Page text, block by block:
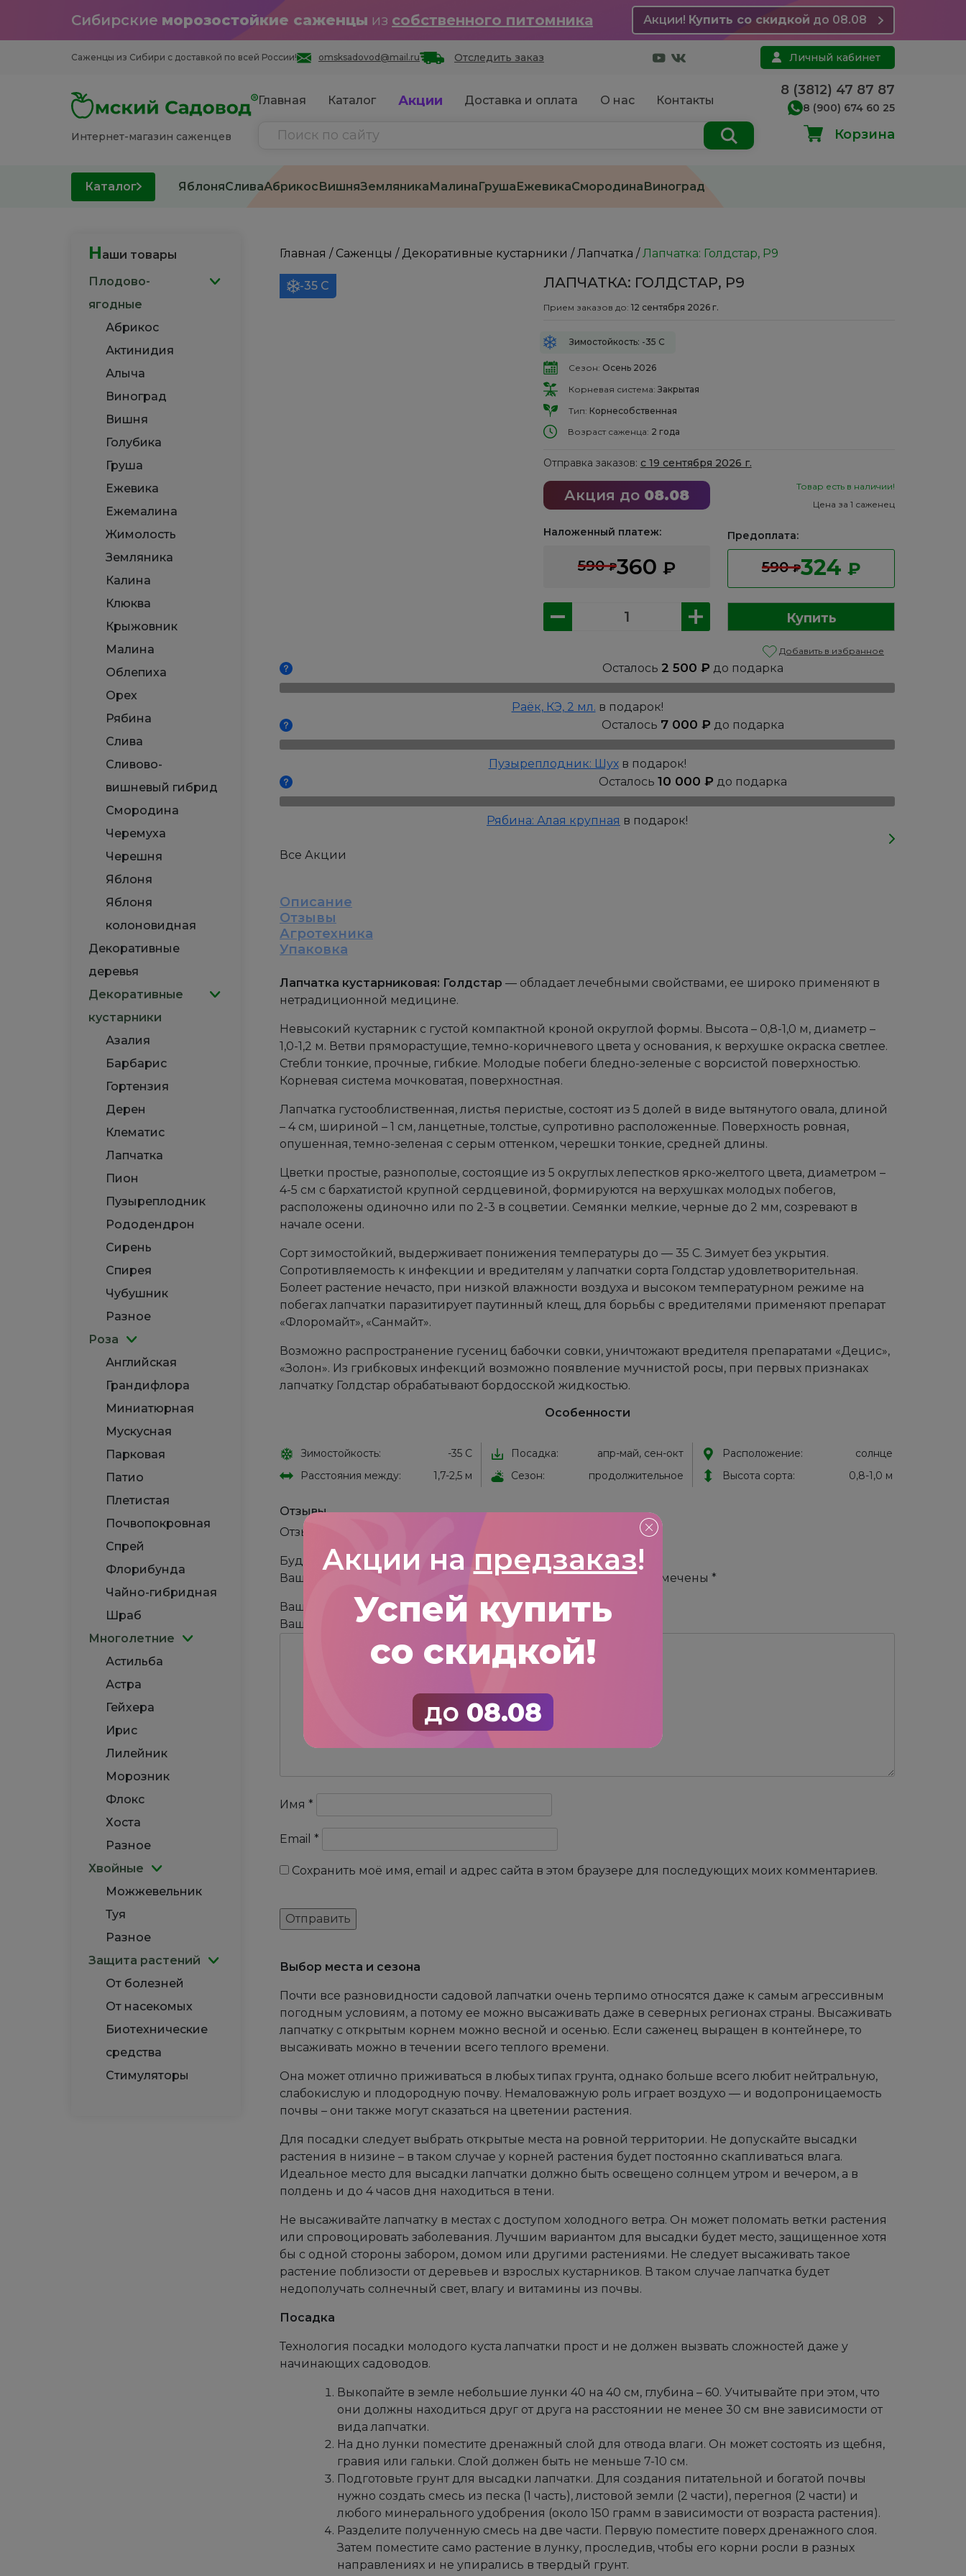
Акции напредзаказ!
Успей купить
со скидкой!
до 08.08
Сибирские морозостойкие саженцы из собственного питомника Акции! Купить со скидкой до 08.08
Саженцы из Cибири с доставкой по всей России! omsksadovod@mail.ru Отследить заказ Личный кабинет
Интернет-магазин саженцев
Главная Каталог Акции Доставка и оплата О нас Контакты
8 (3812) 47 87 87
8 (900) 674 60 25
Корзина
Каталог ЯблоняСливаАбрикосВишняЗемляникаМалинаГрушаЕжевикаСмородинаВиноград
Наши товары
Плодово-
ягодные
Абрикос
Актинидия
Алыча
Виноград
Вишня
Голубика
Груша
Ежевика
Ежемалина
Жимолость
Земляника
Калина
Клюква
Крыжовник
Малина
Облепиха
Орех
Рябина
Слива
Сливово-
вишневый гибрид
Смородина
Черемуха
Черешня
Яблоня
Яблоня
колоновидная
Декоративные
деревья
Декоративные
кустарники
Азалия
Барбарис
Гортензия
Дерен
Клематис
Лапчатка
Пион
Пузыреплодник
Рододендрон
Сирень
Спирея
Чубушник
Разное
Роза
Английская
Грандифлора
Миниатюрная
Мускусная
Парковая
Патио
Плетистая
Почвопокровная
Спрей
Флорибунда
Чайно-гибридная
Шраб
Многолетние
Астильба
Астра
Гейхера
Ирис
Лилейник
Морозник
Флокс
Хоста
Разное
Хвойные
Можжевельник
Туя
Разное
Защита растений
От болезней
От насекомых
Биотехнические
средства
Стимуляторы
Главная / Саженцы / Декоративные кустарники /Лапчатка /Лапчатка: Голдстар, Р9
-35 С ЛАПЧАТКА: ГОЛДСТАР, Р9
Прием заказов до: 12 сентября 2026 г.
Зимостойкость: -35 С
Сезон: Осень 2026
Корневая система: Закрытая
Тип: Корнесобственная
Возраст саженца: 2 года
Отправка заказов: с 19 сентября 2026 г.
Акция до 08.08
Товар есть в наличии!
Цена за 1 саженец
Наложенный платеж:
590₽360 ₽
Предоплата:
590₽324 ₽
товара
Р9
Купить
Добавить в избранное
Осталось 2 500 ₽ до подарка
Раёк, КЭ, 2 мл. в подарок!
Осталось 7 000 ₽ до подарка
Пузыреплодник: Шухв подарок!
Осталось 10 000 ₽ до подарка
Рябина: Алая крупная в подарок!
Все Акции
Описание
Отзывы
Агротехника
Упаковка
Лапчатка кустарниковая: Голдстар — обладает лечебными свойствами, ее широко применяют в
нетрадиционной медицине.
Невысокий кустарник с густой компактной кроной округлой формы. Высота – 0,8-1,0 м, диаметр –
1,0-1,2 м. Ветви пряморастущие, темно-коричневого цвета у основания, к верхушке окраска светлее.
Стебли тонкие, прочные, гибкие. Молодые побеги бледно-зеленые с ворсистой поверхностью.
Корневая система мочковатая, поверхностная.
Лапчатка густооблиственная, листья перистые, состоят из 5 долей в виде вытянутого овала, длиной
– 4 см, шириной – 1 см, ланцетные, толстые, супротивно расположенные. Поверхность ровная,
опушенная, темно-зеленая с серым оттенком, черешки тонкие, средней длины.
Цветки простые, разнополые, состоящие из 5 округлых лепестков ярко-желтого цвета, диаметром –
4-5 см с бархатистой крупной сердцевиной, формируются на верхушках молодых побегов,
расположены одиночно или по 2-3 в соцветии. Семянки мелкие, черные до 2 мм, созревают в
начале осени.
Сорт зимостойкий, выдерживает понижения температуры до — 35 С. Зимует без укрытия.
Сопротивляемость к инфекции и вредителям у лапчатки сорта Голдстар удовлетворительная.
Болеет растение нечасто, при низкой влажности воздуха и высоком температурном режиме на
побегах лапчатки паразитирует паутинный клещ, для борьбы с вредителями применяют препарат
«Флоромайт», «Санмайт».
Возможно распространение гусениц бабочки совки, уничтожают вредителя препаратами «Децис»,
«Золон». Из грибковых инфекций возможно появление мучнистой росы, при первых признаках
лапчатку Голдстар обрабатывают бордосской жидкостью.
Особенности
Зимостойкость: -35 С Посадка: апр-май, сен-окт Расположение:
солнце
Расстояния между:
1,7-2,5 м Сезон: продолжительное Высота сорта: 0,8-1,0 м
Отзывы
Отзывов пока нет.
Будьте первым, кто оставил отзыв на “Лапчатка: Голдстар, Р9”
Ваш адрес email не будет опубликован. Обязательные поля помечены *
Ваша оценка
Ваш отзыв
Имя *
Email *
Сохранить моё имя, email и адрес сайта в этом браузере для последующих моих комментариев.
Выбор места и сезона
Почти все разновидности садовой лапчатки очень терпимо относятся даже к самым агрессивным
погодным условиям, а потому ее можно высаживать даже в северных регионах страны. Высаживать
лапчатку с открытым корнем можно весной и осенью. Если саженец выращен в контейнере, то
высаживать можно в течении всего теплого времени.
Она может отлично приживаться в любых типах грунта, однако больше всего любит нейтральную,
слабокислую и плодородную почву. Немаловажную роль играет воздухо — и водопроницаемость
почвы – они также могут сказаться на цветении растения.
Для посадки следует выбрать открытые места на ровной территории. Не допускайте высадки
растения в низине – в таком случае у корней растения будет постоянно скапливаться влага.
Идеальное место для высадки лапчатки должно быть освещено солнцем утром и вечером, а в
полдень и до 4 часов дня находиться в тени.
Не высаживайте лапчатку в местах с доступом холодного ветра. Он может поломать ветки растения
или спровоцировать заболевания. Лучшим вариантом для высадки будет место, защищенное хотя
бы с одной стороны забором, домом или другими растениями. Не следует высаживать такое
растение поблизости от деревьев и взрослых кустарников. В таком случае лапчатка будет
недополучать солнечный свет, влагу и витамины из почвы.
Посадка
Технология посадки молодого куста лапчатки прост и не должен вызвать сложностей даже у
начинающих садоводов.
Выкопайте в земле небольшие лунки 40 на 40 см, глубина – 60. Учитывайте при этом, что
они должны находиться друг от друга на расстоянии не менее 30 см вне зависимости от
вида лапчатки.
На дно лунки поместите дренажный слой для отвода влаги. Он может состоять из щебня,
гравия или гальки. Слой должен быть не меньше 7-10 см.
Подготовьте грунт для высадки лапчатки. Для создания питательной и богатой почвы
нужно создать смесь из песка (1 часть), листовой земли (2 части), перегноя (2 части) и
любого минерального удобрения (около 150 грамм в зависимости от возраста растения).
Разделите полученную смесь на две части. Первую поместите поверх дренажного слоя.
Затем поместите само растение в лунку, проследив, чтобы его корни росли в разных
направлениях и не упирались в твердый грунт.